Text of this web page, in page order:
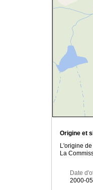
Origine et
L'origine
La
Date
2000-